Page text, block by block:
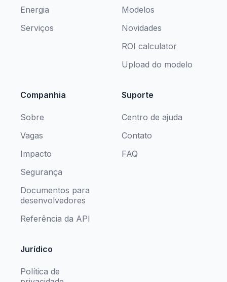
Energia
Serviços
Modelos
Novidades
ROI calculator
Upload do modelo
Companhia
Sobre
Vagas
Impacto
Segurança
Documentos para
desenvolvedores
Referência da API
Suporte
Centro de ajuda
Contato
FAQ
Jurídico
Política de